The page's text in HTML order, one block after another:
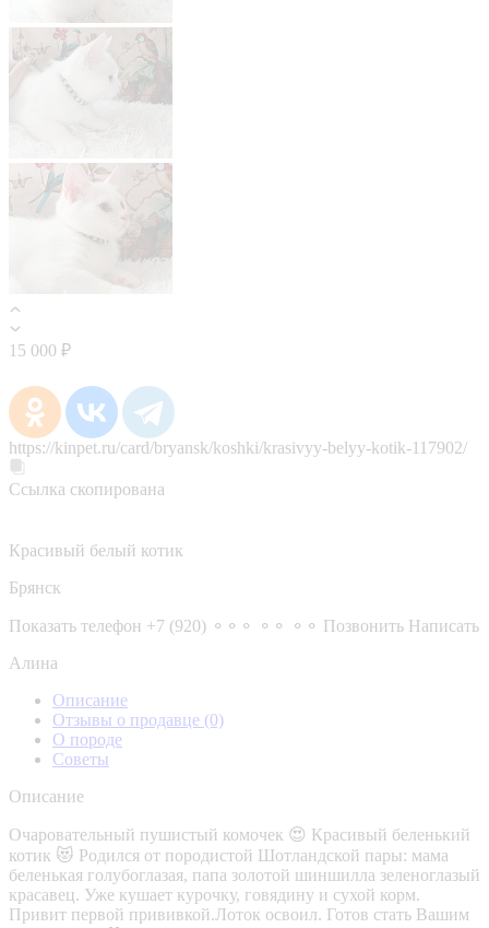
15 000 ₽
https://kinpet.ru/card/bryansk/koshki/krasivyy-belyy-kotik-117902/
Ссылка скопирована
Красивый белый котик
Брянск
Показать телефон +7 (920) ⚬⚬⚬ ⚬⚬ ⚬⚬ Позвонить Написать
Алина
Описание
Отзывы о продавце (0)
О породе
Советы
Описание
Очаровательный пушистый комочек 😍 Красивый беленький
котик 😻 Родился от породистой Шотландской пары: мама
беленькая голубоглазая, папа золотой шиншилла зеленоглазый
красавец. Уже кушает курочку, говядину и сухой корм.
Привит первой прививкой.Лоток освоил. Готов стать Вашим